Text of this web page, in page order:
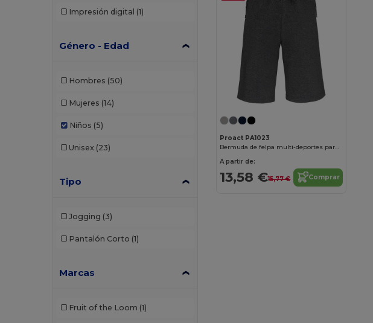
Impresión digital (1)
Género - Edad
Hombres (50)
Mujeres (14)
Niños (5)
Unisex (23)
Tipo
Jogging (3)
Pantalón Corto (1)
Marcas
Fruit of the Loom (1)
Proact PA1023
Bermuda de felpa multi-deportes para niños
A partir de:
13,58 €15,77 € Comprar